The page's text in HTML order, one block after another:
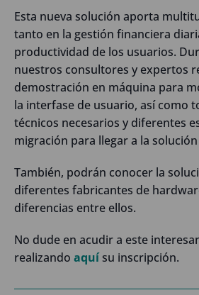
Esta nueva solución aporta
tanto en la gestión financiera
productividad de los usuarios.
nuestros consultores y expertos
demostración en máquina para
la interfase de usuario, así como
técnicos necesarios y diferentes
migración para llegar a la solución
También, podrán conocer la
diferentes fabricantes de
diferencias entre ellos.
No dude en acudir a este
realizando aquísu inscripción.